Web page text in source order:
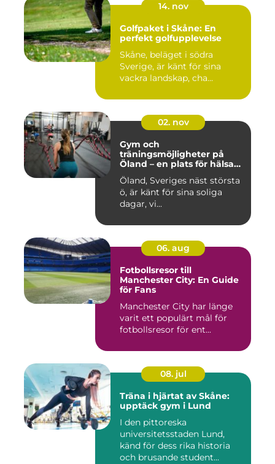
14. nov
Golfpaket i Skåne: En
perfekt golfupplevelse
Skåne, beläget i södra
Sverige, är känt för sina
vackra landskap, cha...
02. nov
Gym och
träningsmöjligheter på
Öland – en plats för hälsa
och välbefinnande
Öland, Sveriges näst största
ö, är känt för sina soliga
dagar, vi...
06. aug
Fotbollsresor till
Manchester City: En Guide
för Fans
Manchester City har länge
varit ett populärt mål för
fotbollsresor för ent...
08. jul
Träna i hjärtat av Skåne:
upptäck gym i Lund
I den pittoreska
universitetsstaden Lund,
känd för dess rika historia
och brusande student...